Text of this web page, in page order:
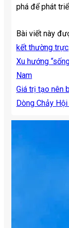
phá để phát
Bài viết này
kết thường trực.
Xu hướng
Nam
Giá trị tạo nên
Dòng Chảy Hội